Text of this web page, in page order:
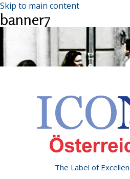
Skip to main content
banner7
The Label of